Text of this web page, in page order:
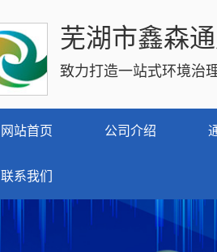
芜湖市鑫森
致力打造一站式环境治
网站首页 公司介绍
联系我们